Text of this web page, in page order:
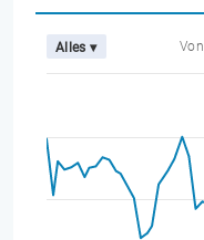
Alles ▾ Von